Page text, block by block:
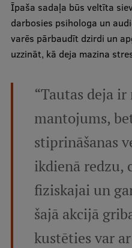
Zinātniskie institūti un
RSU zinātnes portāls
Zinātnes ietekme
Pētniecības platformas
Doktorantūras skola
Pētniecības
Pētniecības projekti
Zinātnieku brokastis
Īpaša sadaļa būs veltīta
darbosies psihologa un
varēs pārbaudīt dzirdi un
uzzināt, kā deja mazina
“Tautas deja
mantojums,
stiprināšanas
ikdienā redzu,
fiziskajai un
šajā akcijā
kustēties var